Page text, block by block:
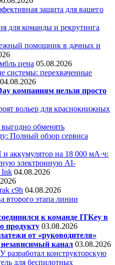
защита для вашего
для команды и рекрутинга
помощник в дачных и
цена 05.08.2026
перехваченные
04.08.2026
компаниям нельзя просто
вольер для краснокнижных
обменять
Полный обзор сервиса
аккумулятор на 18 000 мА·ч:
электронную AI-
Ink 04.08.2026
c9h 04.08.2026
второго этапа линии
к команде ITKey в
продукту 03.08.2026
от «руководителя»
канал 03.08.2026
конструкторскую
для беспилотных